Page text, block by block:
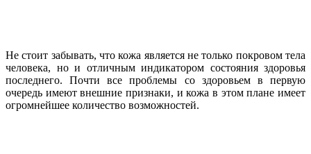
Не стоит забывать, что кожа является не только покровом тела
человека, но и отличным индикатором состояния здоровья
последнего. Почти все проблемы со здоровьем в первую
очередь имеют внешние признаки, и кожа в этом плане имеет
огромнейшее количество возможностей.